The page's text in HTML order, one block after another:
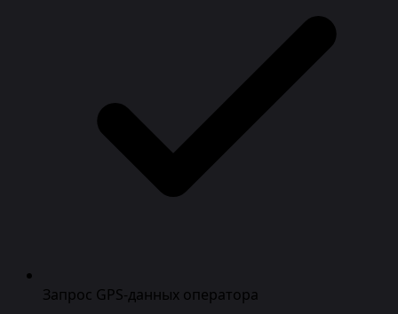
Запрос GPS-данных оператора